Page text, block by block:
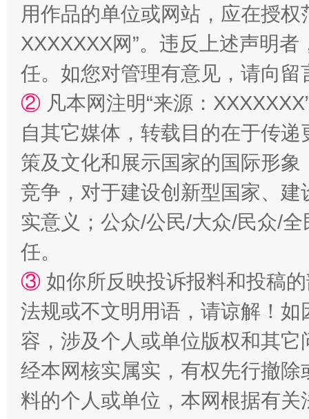
“蜀中异人”王建安的艺术幻境
用作品的单位或网站，应在授
XXXXXXX网”。违反上述声明
任。如您对管理有意见，请向
② 凡本网注明“来源：
自其它媒体，转载目的在于传
策及文化和展示国家的国际形
竞争，对于建设创新型国家、
实意义；公众/公民/大众/民众/
任。
③ 如你所反映投诉报料和投稿
法规或不文明用语，请谅解！
容，涉及个人或单位版权和其它
经本网核实属实，有权先行撤
料的个人或单位，本网根据有